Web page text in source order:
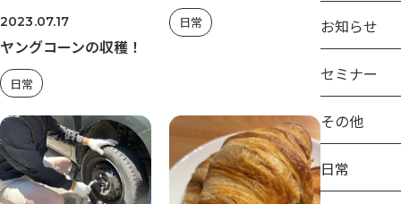
2023.07.17
ヤングコーンの収穫！
日常
日常 お知らせ
セミナー
その他
日常